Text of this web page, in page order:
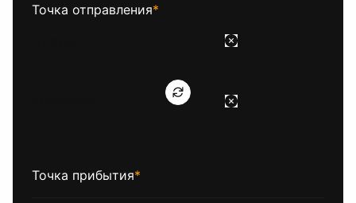
Точка отправления*
Точка прибытия*